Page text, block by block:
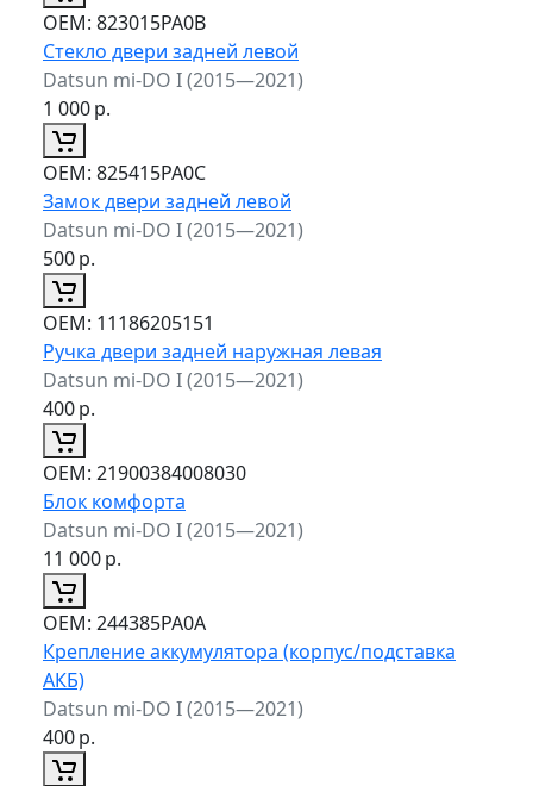
ОЕМ: 823015PA0B
Стекло двери задней левой
Datsun mi-DO I (2015—2021)
1 000р.
ОЕМ: 825415PA0C
Замок двери задней левой
Datsun mi-DO I (2015—2021)
500р.
ОЕМ: 11186205151
Ручка двери задней наружная левая
Datsun mi-DO I (2015—2021)
400р.
ОЕМ: 21900384008030
Блок комфорта
Datsun mi-DO I (2015—2021)
11 000р.
ОЕМ: 244385PA0A
Крепление аккумулятора (корпус/подставка
АКБ)
Datsun mi-DO I (2015—2021)
400р.